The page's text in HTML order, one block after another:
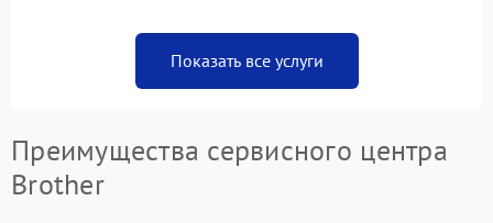
Показать все услуги
Преимущества сервисного центра
Brother